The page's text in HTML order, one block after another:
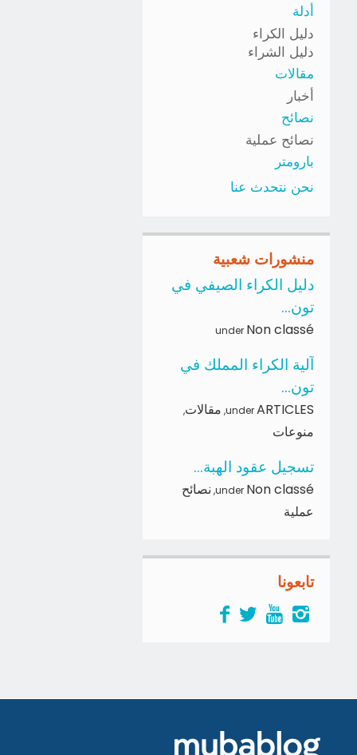
أدلة
دليل الكراء
دليل الشراء
مقالات
أخبار
نصائح
نصائح عملية
بارومتر
نحن نتحدث عنا
منشورات شعبية
دليل الكراء الصيفي في
تون...
under Non classé
آلية الكراء المملك في
تون...
underARTICLES
, مقالات,
منوعات
تسجيل عقود الهبة...
under Non classé
, نصائح
عملية
تابعونا